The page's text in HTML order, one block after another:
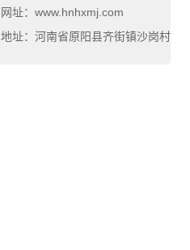
网址：www.hnhxmj.com
地址：河南省原阳县齐街镇沙岗村